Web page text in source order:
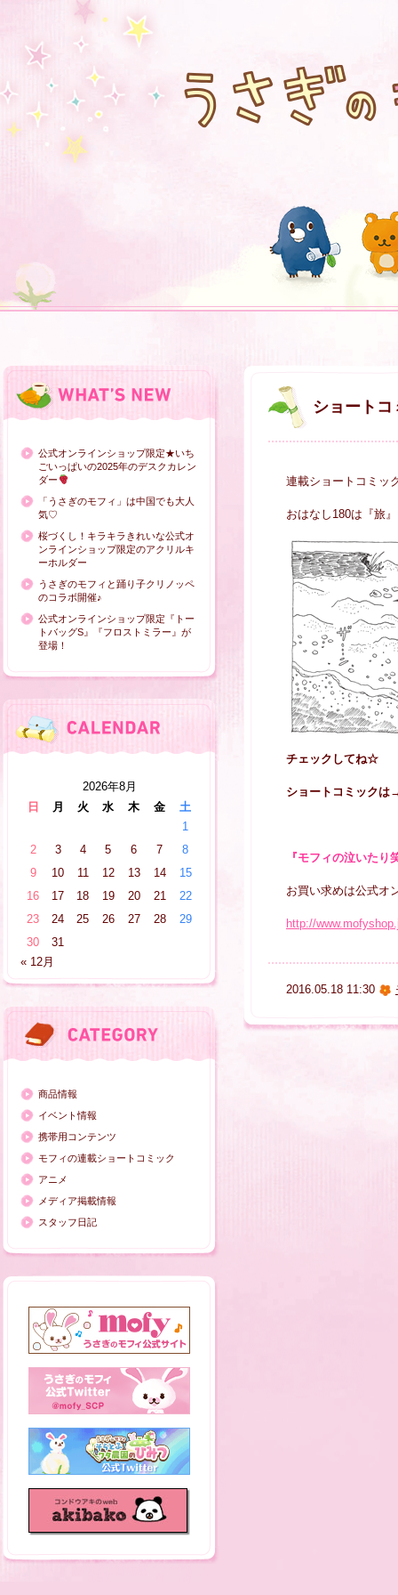
公式オンラインショップ限定★いち
ごいっぱいの2025年のデスクカレン
ダー
「うさぎのモフィ」は中国でも大人
気♡
桜づくし！キラキラきれいな公式オ
ンラインショップ限定のアクリルキ
ーホルダー
うさぎのモフィと踊り子クリノッペ
のコラボ開催♪
公式オンラインショップ限定『トー
トバッグS』『フロストミラー』が
登場！
2026年8月
日
月 火 水 木 金
土
1
2
3 4 5 6 7
8
9
10 11 12 13 14
15
16
17 18 19 20 21
22
23
24 25 26 27 28
29
30
31
« 12月
商品情報
イベント情報
携帯用コンテンツ
モフィの連載ショートコミック
アニメ
メディア掲載情報
スタッフ日記
ショート
連載ショートコミッ
おはなし180は『旅』
チェックしてね☆
ショートコミック
『モフィの泣いた
お買い求めは公式オ
http://
2016.05.18 11:30